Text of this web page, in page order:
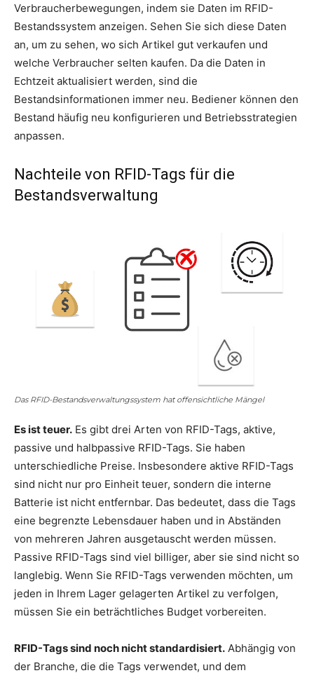
Verbraucherbewegungen, indem sie Daten im RFID-
Bestandssystem anzeigen. Sehen Sie sich diese Daten
an, um zu sehen, wo sich Artikel gut verkaufen und
welche Verbraucher selten kaufen. Da die Daten in
Echtzeit aktualisiert werden, sind die
Bestandsinformationen immer neu. Bediener können den
Bestand häufig neu konfigurieren und Betriebsstrategien
anpassen.
Nachteile von RFID-Tags für die
Bestandsverwaltung
Das RFID-Bestandsverwaltungssystem hat offensichtliche Mängel
Es ist teuer. Es gibt drei Arten von RFID-Tags, aktive,
passive und halbpassive RFID-Tags. Sie haben
unterschiedliche Preise. Insbesondere aktive RFID-Tags
sind nicht nur pro Einheit teuer, sondern die interne
Batterie ist nicht entfernbar. Das bedeutet, dass die Tags
eine begrenzte Lebensdauer haben und in Abständen
von mehreren Jahren ausgetauscht werden müssen.
Passive RFID-Tags sind viel billiger, aber sie sind nicht so
langlebig. Wenn Sie RFID-Tags verwenden möchten, um
jeden in Ihrem Lager gelagerten Artikel zu verfolgen,
müssen Sie ein beträchtliches Budget vorbereiten.
RFID-Tags sind noch nicht standardisiert. Abhängig von
der Branche, die die Tags verwendet, und dem